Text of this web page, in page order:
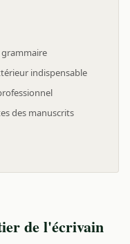
grammaire
indispensable
des manuscrits
de l'écrivain